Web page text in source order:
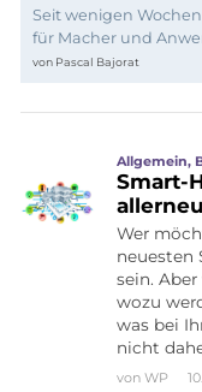
Seit wenigen
für Macher und
von Pascal Bajorat
Allgemein,
Smart-
Wer
neuesten
sein.
wozu
was bei
nicht
vonWP